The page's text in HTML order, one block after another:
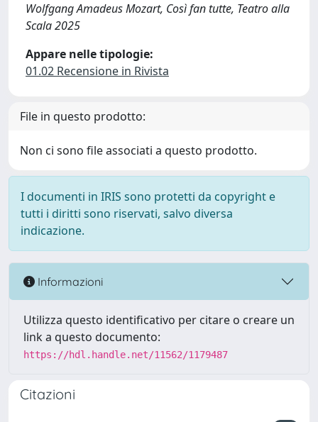
Wolfgang Amadeus Mozart, Così fan tutte, Teatro alla
Scala 2025
Appare nelle tipologie:
01.02 Recensione in Rivista
File in questo prodotto:
Non ci sono file associati a questo prodotto.
I documenti in IRIS sono protetti da copyright e
tutti i diritti sono riservati, salvo diversa
indicazione.
Informazioni
Utilizza questo identificativo per citare o creare un
link a questo documento:
https://hdl.handle.net/11562/1179487
Citazioni